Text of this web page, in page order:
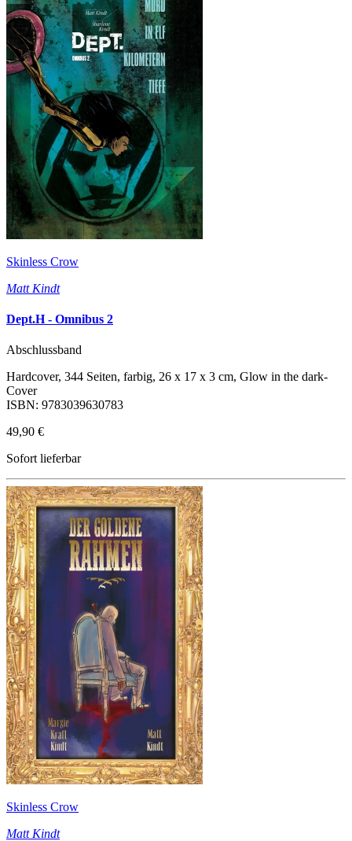
Skinless Crow
Matt Kindt
Dept.H - Omnibus 2
Abschlussband
Hardcover, 344 Seiten, farbig, 26 x 17 x 3 cm, Glow in the dark-
Cover
ISBN: 9783039630783
49,90 €
Sofort lieferbar
Skinless Crow
Matt Kindt